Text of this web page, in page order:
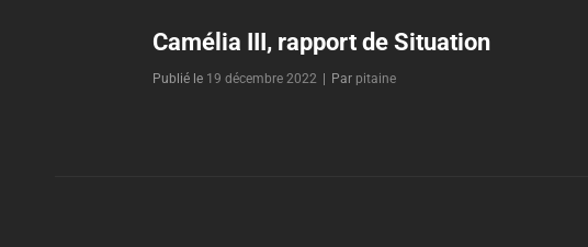
Camélia III, rapport de Situation
Publié le 19 décembre 2022 Par Byline
pitaine